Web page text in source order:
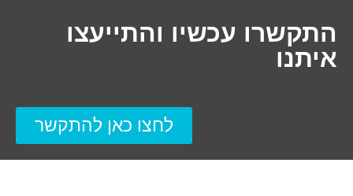
התקשרו עכשיו והתייעצו
איתנו
לחצו כאן להתקשר